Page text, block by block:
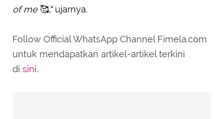
of me🥰," ujarnya.
Follow Official WhatsApp Channel Fimela.com
untuk mendapatkan artikel-artikel terkini
di sini.